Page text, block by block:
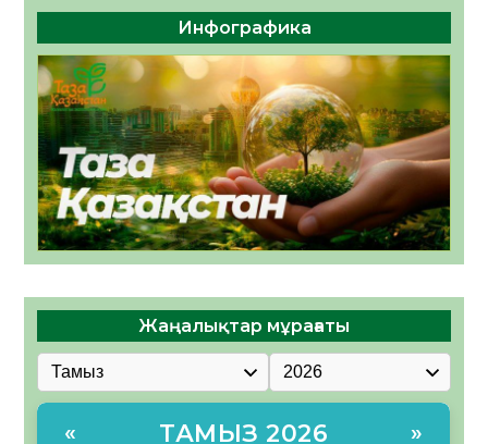
Инфографика
Жаңалықтар мұрағаты
« ТАМЫЗ 2026 »